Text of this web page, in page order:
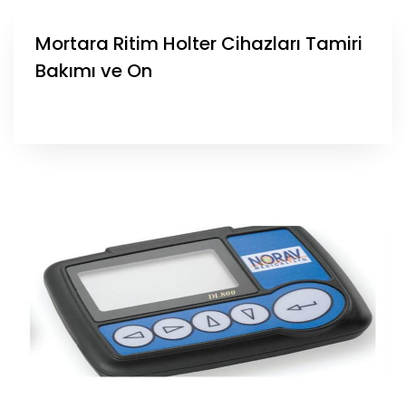
Mortara Ritim Holter Cihazları Tamiri
Bakımı ve On